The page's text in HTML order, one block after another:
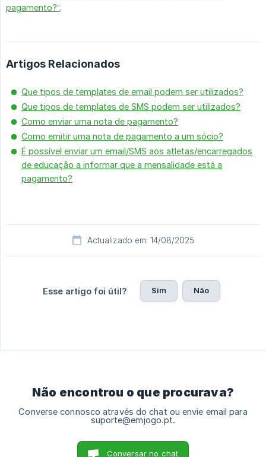
pagamento?”.
Artigos Relacionados
Que tipos de templates de email podem ser utilizados?
Que tipos de templates de SMS podem ser utilizados?
Como enviar uma nota de pagamento?
Como emitir uma nota de pagamento a um sócio?
É possível enviar um email/SMS aos atletas/encarregados
de educação a informar que a mensalidade está a
pagamento?
Actualizado em: 14/08/2025
Esse artigo foi útil? Sim Não
Não encontrou o que procurava?
Converse connosco através do chat ou envie email para
suporte@emjogo.pt.
Conversar no chat